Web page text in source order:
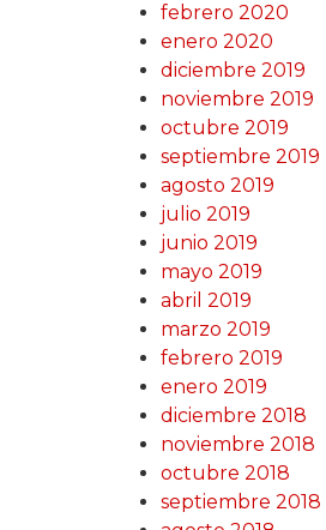
febrero 2020
enero 2020
diciembre 2019
noviembre 2019
octubre 2019
septiembre 2019
agosto 2019
julio 2019
junio 2019
mayo 2019
abril 2019
marzo 2019
febrero 2019
enero 2019
diciembre 2018
noviembre 2018
octubre 2018
septiembre 2018